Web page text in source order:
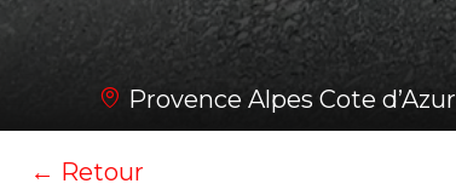
Provence Alpes Cote d’Azur
← Retour